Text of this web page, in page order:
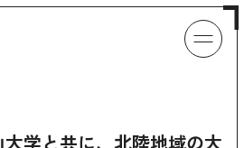
大学と共に、北陸地域の大